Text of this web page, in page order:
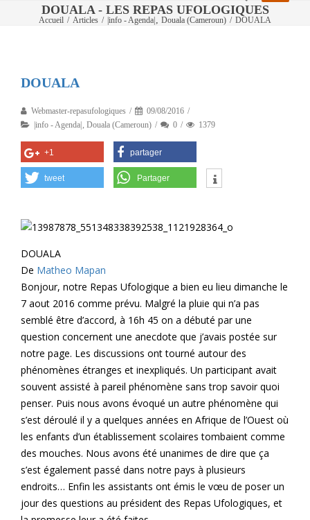
DOUALA - LES REPAS UFOLOGIQUES
Accueil / Articles / |info - Agenda| , Douala (Cameroun) / DOUALA
DOUALA
Webmaster-repasufologiques
09/08/2016
|info - Agenda| , Douala (Cameroun) 0 1379
+1 partager
tweet Partager
DOUALA
De Matheo Mapan
Bonjour, notre Repas Ufologique a bien eu lieu dimanche le
7 aout 2016 comme prévu. Malgré la pluie qui n’a pas
semblé être d’accord, à 16h 45 on a débuté par une
question concernent une anecdote que j’avais postée sur
notre page. Les discussions ont tourné autour des
phénomènes étranges et inexpliqués. Un participant avait
souvent assisté à pareil phénomène sans trop savoir quoi
penser. Puis nous avons évoqué un autre phénomène qui
s’est déroulé il y a quelques années en Afrique de l’Ouest où
les enfants d’un établissement scolaires tombaient comme
des mouches. Nous avons été unanimes de dire que ça
s’est également passé dans notre pays à plusieurs
endroits… Enfin les assistants ont émis le vœu de poser un
jour des questions au président des Repas Ufologiques, et